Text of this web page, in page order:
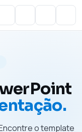
o template